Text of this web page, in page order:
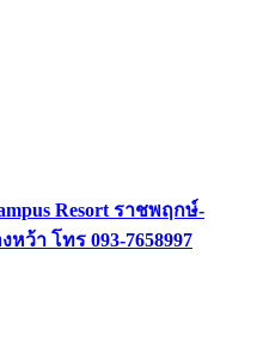
Resort ราชพฤกษ์-
ว้า โทร 093-7658997